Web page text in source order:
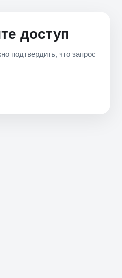
доступ
подтвердить, что запрос